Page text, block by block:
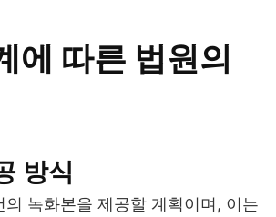
에 따른 법원의
방식
의 녹화본을 제공할 계획이며, 이는